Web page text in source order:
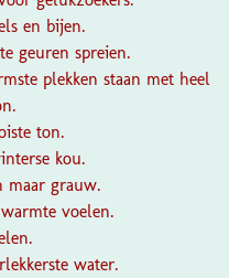
en bijen.
geuren spreien.
plekken staan met heel
ton.
kou.
maar grauw.
voelen.
water.